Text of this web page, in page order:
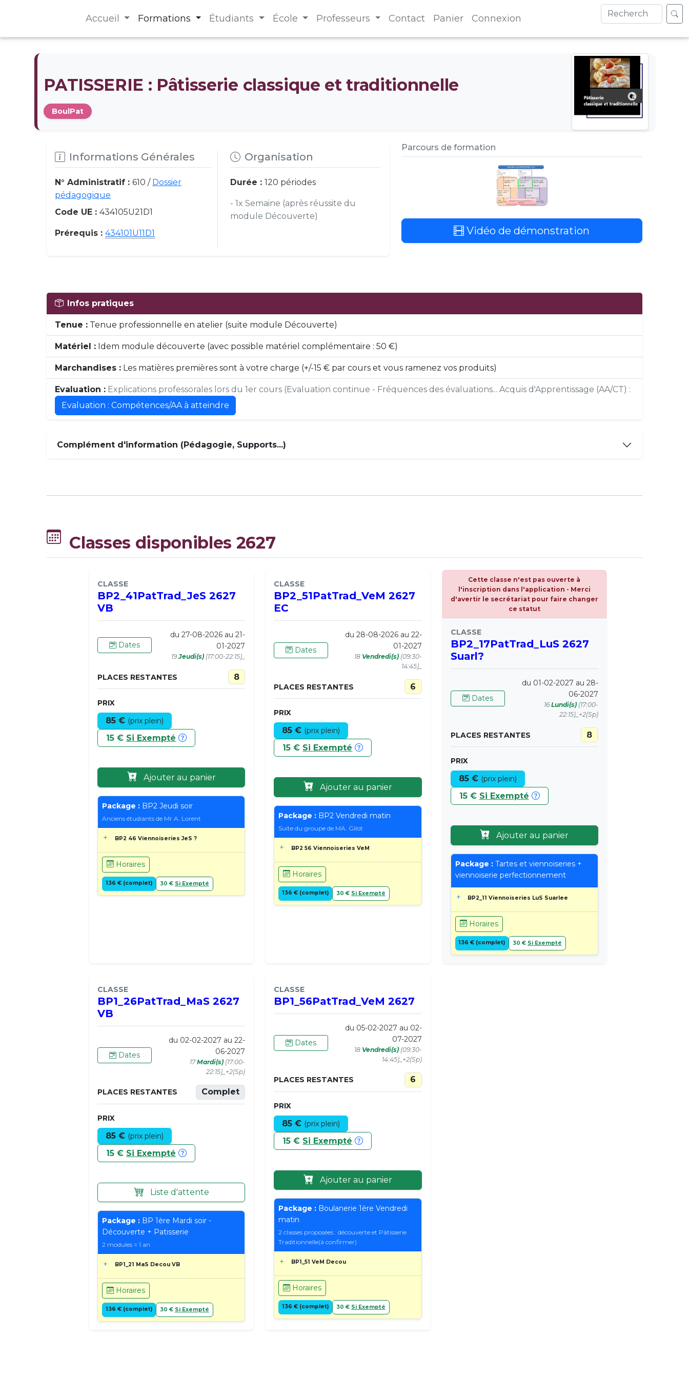
Accueil Formations Étudiants École Professeurs Contact Panier Connexion
PATISSERIE : Pâtisserie classique et traditionnelle
BoulPat
Informations Générales
N° Administratif :610 / Dossier
pédagogique
Code UE :434105U21D1
Prérequis :434101U11D1
Organisation
Durée : 120 périodes
- 1x Semaine (après réussite du
module Découverte)
Parcours de formation
Vidéo de démonstration
Infos pratiques
Tenue : Tenue professionnelle en atelier (suite module Découverte)
Matériel : Idem module découverte (avec possible matériel complémentaire : 50 €)
Marchandises : Les matières premières sont à votre charge (+/-15 € par cours et vous ramenez vos produits)
Evaluation : Explications professorales lors du 1er cours (Evaluation continue - Fréquences des évaluations... Acquis d'Apprentissage (AA/CT) :
Evaluation : Compétences/AA à atteindre
Complément d'information (Pédagogie, Supports...)
Classes disponibles 2627
CLASSE
BP2_41PatTrad_JeS 2627
VB
Dates
du 27-08-2026 au 21-
01-2027
19Jeudi(s) (17:00-22:15)_
PLACES RESTANTES 8
PRIX
85 € (prix plein)
15 € Si Exempté
Ajouter au panier
Package : BP2 Jeudi soir
Anciens étudiants de Mr A. Lorent
BP2 46 Viennoiseries JeS ?
Horaires
136 € (complet) 30 € Si Exempté
CLASSE
BP2_51PatTrad_VeM 2627
EC
Dates
du 28-08-2026 au 22-
01-2027
18 Vendredi(s)(09:30-
14:45)_
PLACES RESTANTES 6
PRIX
85 € (prix plein)
15 € Si Exempté
Ajouter au panier
Package : BP2 Vendredi matin
Suite du groupe de MA. Gilot
BP2 56 Viennoiseries VeM
Horaires
136 € (complet) 30 € Si Exempté
Cette classe n'est pas ouverte à
l'inscription dans l'application - Merci
d'avertir le secrétariat pour faire changer
ce statut
CLASSE
BP2_17PatTrad_LuS 2627
Suarl?
Dates
du 01-02-2027 au 28-
06-2027
16Lundi(s)(17:00-
22:15)_+2(Sp)
PLACES RESTANTES 8
PRIX
85 € (prix plein)
15 € Si Exempté
Ajouter au panier
Package :Tartes et viennoiseries +
viennoiserie perfectionnement
BP2_11 Viennoiseries LuS Suarlee
Horaires
136 € (complet) 30 € Si Exempté
CLASSE
BP1_26PatTrad_MaS 2627
VB
Dates
du 02-02-2027 au 22-
06-2027
17Mardi(s) (17:00-
22:15)_+2(Sp)
PLACES RESTANTES Complet
PRIX
85 € (prix plein)
15 € Si Exempté
Liste d'attente
Package : BP 1ère Mardi soir -
Découverte + Patisserie
2 modules = 1 an
BP1_21 MaS Decou VB
Horaires
136 € (complet) 30 € Si Exempté
CLASSE
BP1_56PatTrad_VeM 2627
Dates
du 05-02-2027 au 02-
07-2027
18 Vendredi(s)(09:30-
14:45)_+2(Sp)
PLACES RESTANTES 6
PRIX
85 € (prix plein)
15 € Si Exempté
Ajouter au panier
Package : Boulanerie 1ère Vendredi
matin
2 classes proposées : découverte et Pâtisserie
Traditionnelle(à confirmer)
BP1_51 VeM Decou
Horaires
136 € (complet) 30 € Si Exempté